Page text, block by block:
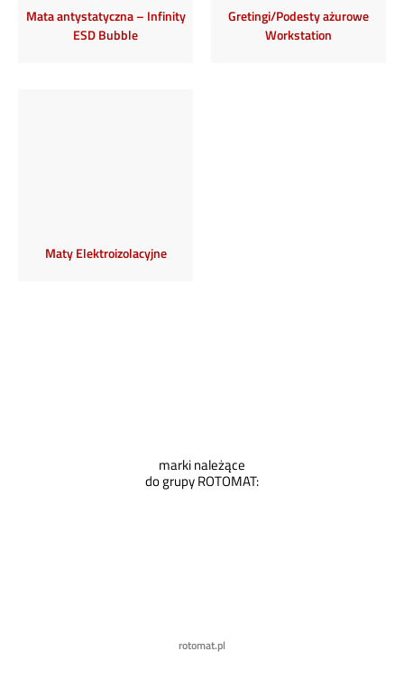
Mata antystatyczna – Infinity
ESD Bubble
Gretingi/Podesty ażurowe
Workstation
Maty Elektroizolacyjne
marki należące
do grupy ROTOMAT:
rotomat.pl